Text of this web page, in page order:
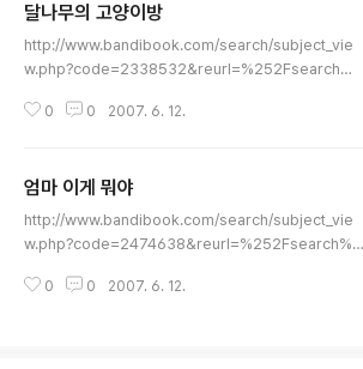
달나무의 고양이방
http://www.bandibook.com/search/subject_vie
w.php?code=2338532&reurl=%252Fsearch%2
4%2525DE%2525B3%2525AA%2525B9%252
525B9%2525E6%2526author%253D%2526pu
blish%253D%2526category%253D%2526use
dbook%253D 운명의 빨간 실로 서로 묶여진 달나무와
녀석은 달나무에게 납치되어 이젠 누구도 떼어놓을 수 없
0 0 2007. 6. 12.
엄마 이게 뭐야
http://www.bandibook.com/search/subject_vie
w.php?code=2474638&reurl=%252Fsearch%2
E%2525F6%2525B8%2525B6%252B%2525C
0 0 2007. 6. 12.